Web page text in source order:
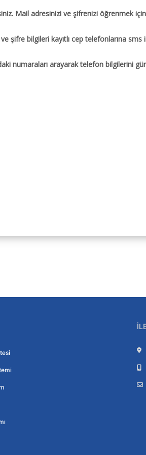
Mail adresinizi ve şifrenizi öğrenmek
şifre bilgileri kayıtlı cep telefonlarına
numaraları arayarak telefon bilgilerini